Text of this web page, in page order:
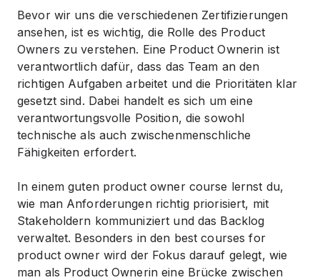
Bevor wir uns die verschiedenen Zertifizierungen
ansehen, ist es wichtig, die Rolle des Product
Owners zu verstehen. Eine Product Ownerin ist
verantwortlich dafür, dass das Team an den
richtigen Aufgaben arbeitet und die Prioritäten klar
gesetzt sind. Dabei handelt es sich um eine
verantwortungsvolle Position, die sowohl
technische als auch zwischenmenschliche
Fähigkeiten erfordert.
In einem guten product owner course lernst du,
wie man Anforderungen richtig priorisiert, mit
Stakeholdern kommuniziert und das Backlog
verwaltet. Besonders in den best courses for
product ownerwird der Fokus darauf gelegt, wie
man als Product Ownerin eine Brücke zwischen